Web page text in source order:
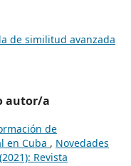
de similitud avanzada
autor/a
de
en Cuba , Novedades
Revista